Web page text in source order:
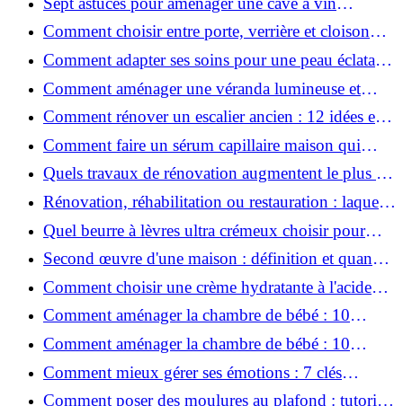
naturelle chez soi
Comment choisir entre porte, verrière et cloison
coulissante pour séparer vos pièces ?
Comment adapter ses soins pour une peau éclatante
en hiver ?
Comment aménager une véranda lumineuse et
conviviale : 12 idées déco
Comment rénover un escalier ancien : 12 idées et
astuces faciles pas à pas
Comment faire un sérum capillaire maison qui
stimule réellement la pousse des cheveux ?
Quels travaux de rénovation augmentent le plus la
valeur d'une maison pour la revente ?
Rénovation, réhabilitation ou restauration : laquelle
convient le mieux à mon logement ?
Quel beurre à lèvres ultra crémeux choisir pour
lèvres sèches et gercées?
Second œuvre d'une maison : définition et quand
le réaliser
Comment choisir une crème hydratante à l'acide
hyaluronique et niacinamide ?
Comment aménager la chambre de bébé : 10
conseils sécurité, déco et rangement
Comment aménager la chambre de bébé : 10
conseils sécurité, déco et rangement
Comment mieux gérer ses émotions : 7 clés
pratiques
Comment poser des moulures au plafond : tutoriel